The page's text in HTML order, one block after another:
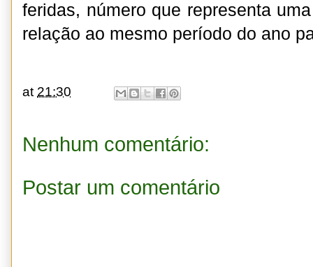
feridas, número que representa
relação ao mesmo período do ano
at 21:30
Nenhum comentário:
Postar um comentário